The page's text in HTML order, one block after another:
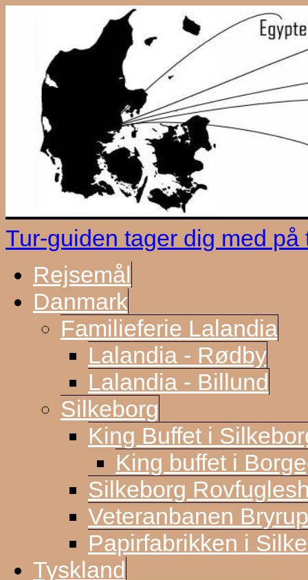
Tur-guiden tager dig med
Rejsemål
Danmark
Familieferie Lalandia
Lalandia - Rødby
Lalandia - Billund
Silkeborg
King Buffet i
King buffet i
Silkeborg
Veteranbanen
Papirfabrikken i
Tyskland